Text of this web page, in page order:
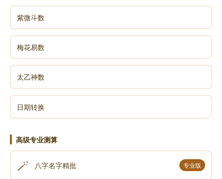
紫微斗数
梅花易数
太乙神数
日期转换
高级专业测算
🪄 八字名字精批 专业版